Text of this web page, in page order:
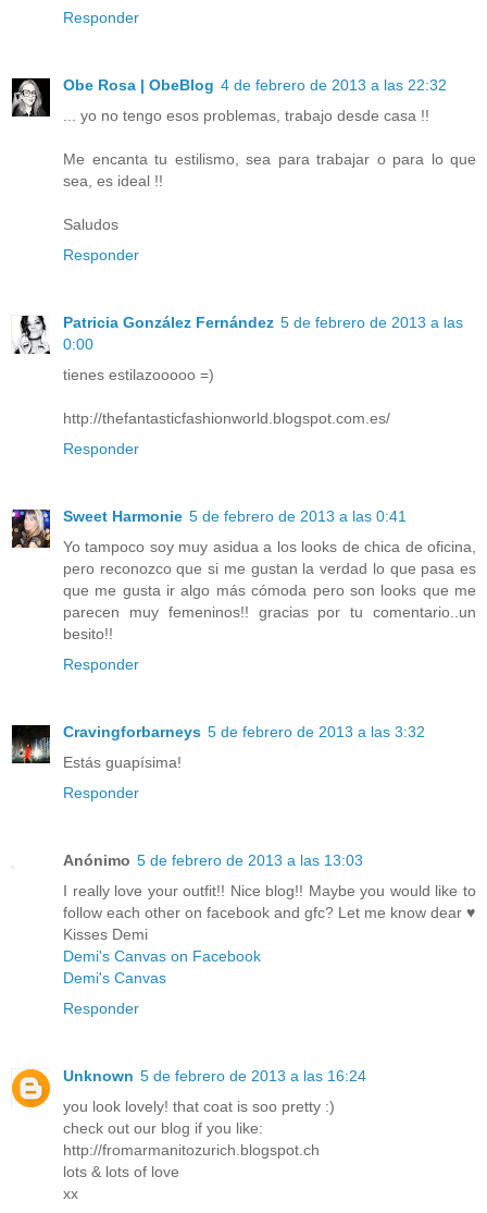
Responder
Obe Rosa | ObeBlog 4 de febrero de 2013 a las 22:32
... yo no tengo esos problemas, trabajo desde casa !!
Me encanta tu estilismo, sea para trabajar o para lo que
sea, es ideal !!
Saludos
Responder
Patricia González Fernández 5 de febrero de 2013 a las
0:00
tienes estilazooooo =)
http://thefantasticfashionworld.blogspot.com.es/
Responder
Sweet Harmonie 5 de febrero de 2013 a las 0:41
Yo tampoco soy muy asidua a los looks de chica de oficina,
pero reconozco que si me gustan la verdad lo que pasa es
que me gusta ir algo más cómoda pero son looks que me
parecen muy femeninos!! gracias por tu comentario..un
besito!!
Responder
Cravingforbarneys 5 de febrero de 2013 a las 3:32
Estás guapísima!
Responder
Anónimo 5 de febrero de 2013 a las 13:03
I really love your outfit!! Nice blog!! Maybe you would like to
follow each other on facebook and gfc? Let me know dear ♥
Kisses Demi
Demi's Canvas on Facebook
Demi's Canvas
Responder
Unknown 5 de febrero de 2013 a las 16:24
you look lovely! that coat is soo pretty :)
check out our blog if you like:
http://fromarmanitozurich.blogspot.ch
lots & lots of love
xx